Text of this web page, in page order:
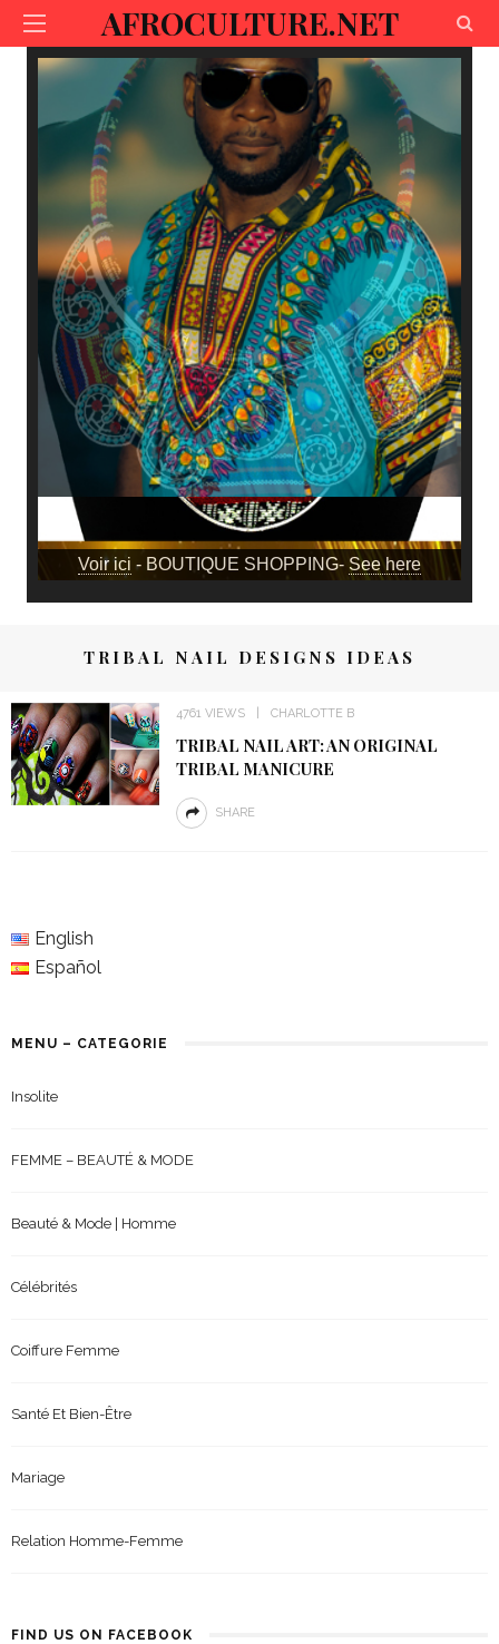
AFROCULTURE.NET
Voir ici - BOUTIQUE SHOPPING- See here
TRIBAL NAIL DESIGNS IDEAS
4761 VIEWS CHARLOTTE B
TRIBAL NAIL ART: AN ORIGINAL
TRIBAL MANICURE
SHARE
English
Español
MENU – CATEGORIE
Insolite
FEMME – BEAUTÉ & MODE
Beauté & Mode | Homme
Célébrités
Coiffure Femme
Santé Et Bien-Être
Mariage
Relation Homme-Femme
FIND US ON FACEBOOK